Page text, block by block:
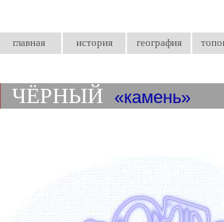
главная история география
ЧЁРНЫЙ камень